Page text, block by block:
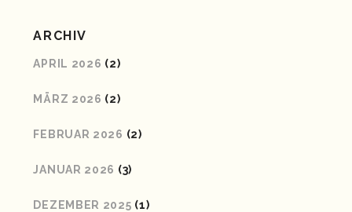
ARCHIV
APRIL 2026 (2)
MÄRZ 2026 (2)
FEBRUAR 2026 (2)
JANUAR 2026 (3)
DEZEMBER 2025 (1)